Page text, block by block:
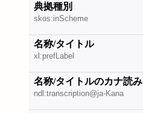
典拠種別
skos:inScheme
名称/タイトル
xl:prefLabel
名称/タイトルのカナ読み
ndl:transcription@ja-Kana